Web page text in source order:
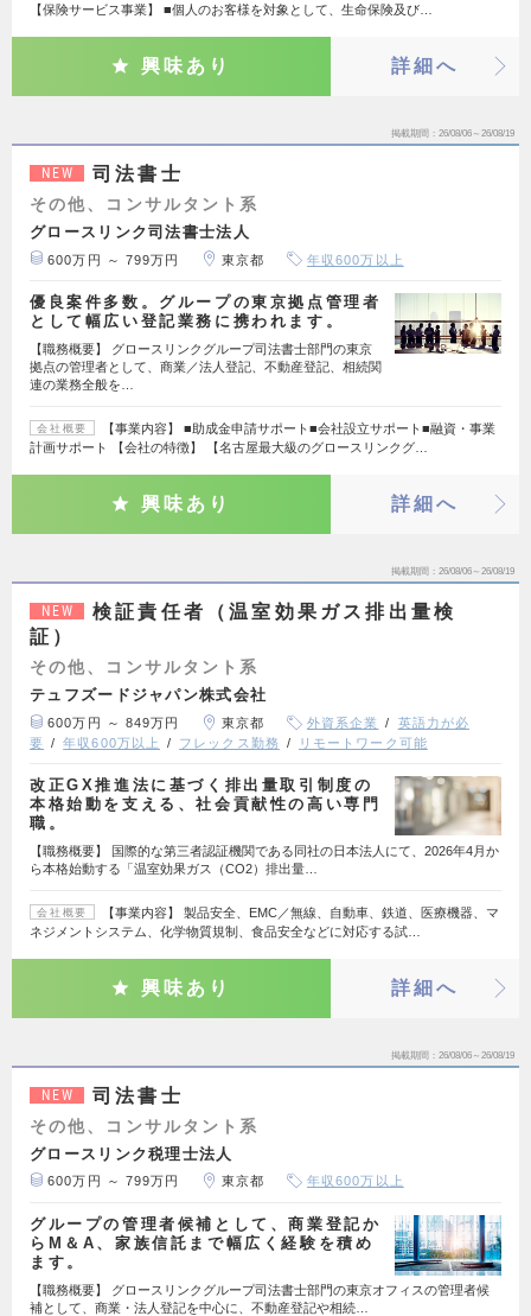
【保険サービス事業】 ■個人のお客様を対象として、生命保険及び…
興味あり 詳細へ
掲載期間 26/08/06～26/08/19
NEW 司法書士
その他、コンサルタント系
グロースリンク司法書士法人
600万円 ～ 799万円 東京都 年収600万以上
優良案件多数。グループの東京拠点管理者
として幅広い登記業務に携われます。
【職務概要】 グロースリンクグループ司法書士部門の東京
拠点の管理者として、商業／法人登記、不動産登記、相続関
連の業務全般を…
会社概要
【事業内容】 ■助成金申請サポート■会社設立サポート■融資・事業
計画サポート 【会社の特徴】 【名古屋最大級のグロースリンクグ…
興味あり 詳細へ
掲載期間 26/08/06～26/08/19
NEW
検証責任者（温室効果ガス排出量検
証）
その他、コンサルタント系
テュフズードジャパン株式会社
600万円 ～ 849万円 東京都 外資系企業
英語力が必
要
年収600万以上 フレックス勤務 リモートワーク可能
改正GX推進法に基づく排出量取引制度の
本格始動を支える、社会貢献性の高い専門
職。
【職務概要】 国際的な第三者認証機関である同社の日本法人にて、2026年4月か
ら本格始動する「温室効果ガス（CO2）排出量…
会社概要
【事業内容】 製品安全、EMC／無線、自動車、鉄道、医療機器、マ
ネジメントシステム、化学物質規制、食品安全などに対応する試…
興味あり 詳細へ
掲載期間 26/08/06～26/08/19
NEW 司法書士
その他、コンサルタント系
グロースリンク税理士法人
600万円 ～ 799万円 東京都 年収600万以上
グループの管理者候補として、商業登記か
らM＆A、家族信託まで幅広く経験を積め
ます。
【職務概要】 グロースリンクグループ司法書士部門の東京オフィスの管理者候
補として、商業・法人登記を中心に、不動産登記や相続…